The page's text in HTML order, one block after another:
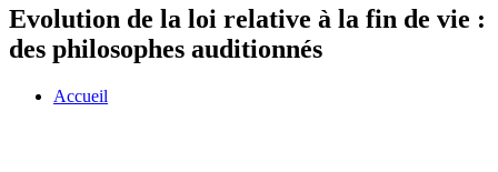
Evolution de la loi relative à la fin de vie :
des philosophes auditionnés
Accueil